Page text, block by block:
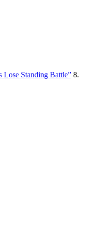
Standing Battle” 8.